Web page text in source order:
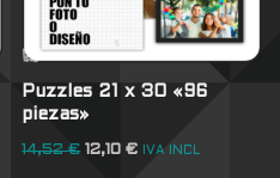
Puzzles 21 x 30 «96
piezas»
14,52€ 12,10€ IVA INCL